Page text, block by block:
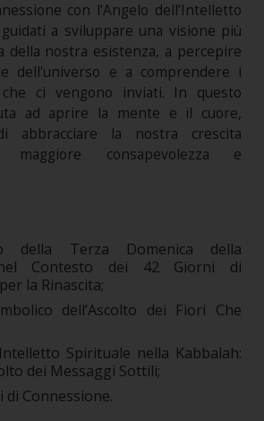
con l’Angelo dell’Intelletto
a sviluppare una visione più
della nostra esistenza, a percepire
dell'universo e a comprendere i
ci vengono inviati. In questo
ad aprire la mente e il cuore,
abbracciare la nostra crescita
consapevolezza e
della Terza Domenica della
Contesto dei 42 Giorni di
la Rinascita;
dell’Ascolto dei Fiori Che
Spirituale nella Kabbalah:
dei Messaggi Sottili;
di Connessione.